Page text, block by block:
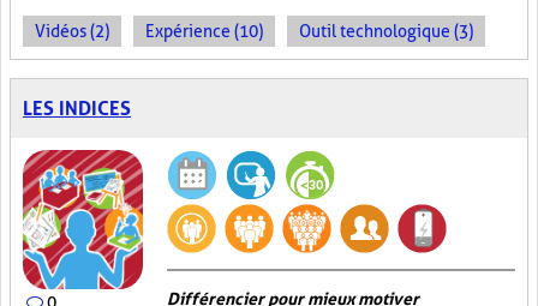
Vidéos (2) Expérience (10) Outil technologique (3)
LES INDICES
0 Différencier pour mieux motiver